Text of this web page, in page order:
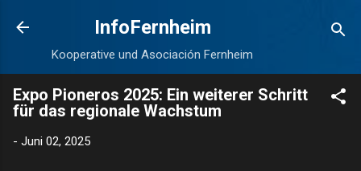
Direkt zum Hauptbereich
InfoFernheim
Kooperative und Asociación Fernheim
Expo Pioneros 2025: Ein weiterer Schritt
für das regionale Wachstum
- Juni 02, 2025